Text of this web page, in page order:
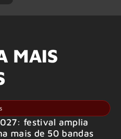
MAIS
festival amplia
mais de 50 bandas